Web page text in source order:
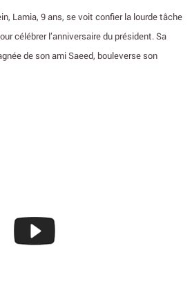
Lamia, 9 ans, se voit confier la lourde tâche
célébrer l’anniversaire du président. Sa
de son ami Saeed, bouleverse son